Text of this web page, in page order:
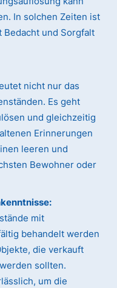
In solchen Zeiten ist
Bedacht und Sorgfalt
nicht nur das
Es geht
und gleichzeitig
Erinnerungen
leeren und
Bewohner oder
mit
behandelt werden
die verkauft
sollten.
um die